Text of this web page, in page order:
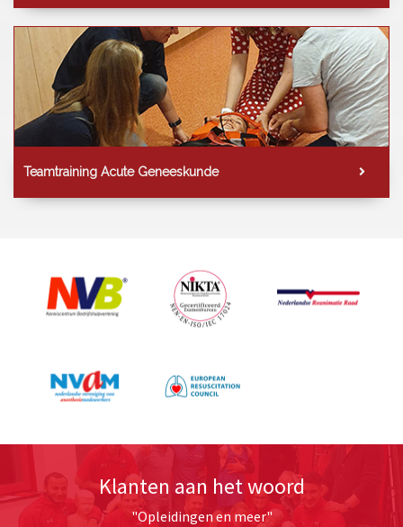
Teamtraining Acute Geneeskunde
Klanten aan het woord
"Opleidingen en meer"